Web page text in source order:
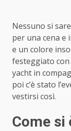
Nessuno si
per una cena e
e un colore
festeggiato
yacht in
poi c’è stato
vestirsi così.
Come si